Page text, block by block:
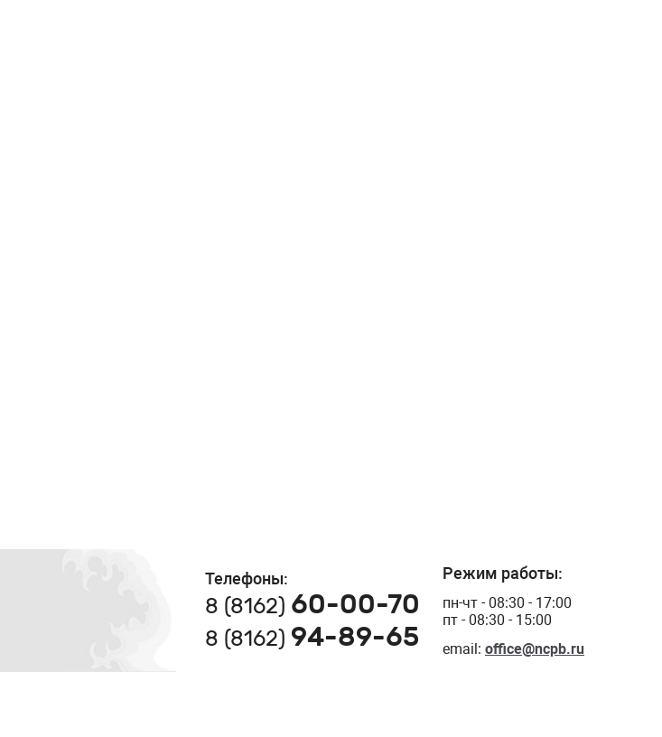
Телефоны:
8 (8162) 60-00-70
8 (8162) 94-89-65
Режим работы:
пн-чт - 08:30 - 17:00
пт - 08:30 - 15:00
email: office@ncpb.ru